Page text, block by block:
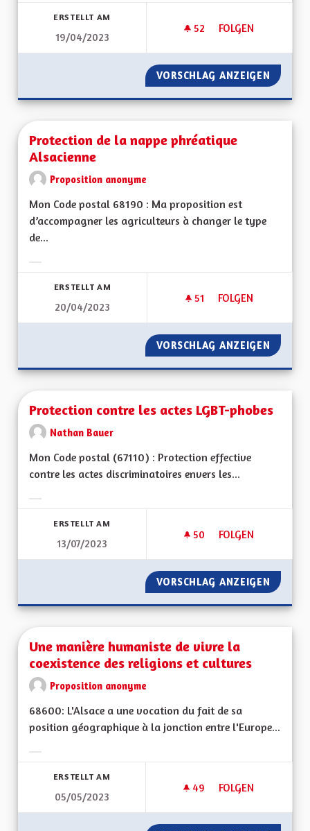
ERSTELLT AM
19/04/2023
52 52 FOLLOWER
FOLGEN
NON AU RETOUR
VORSCHLAG ANZEIGEN NON
Protection de la nappe phréatique
Alsacienne
Proposition anonyme
Mon Code postal 68190 : Ma proposition est
d’accompagner les agriculteurs à changer le type
de...
ERSTELLT AM
20/04/2023
51 51 FOLLOWER
FOLGEN
PROTECTION DE
VORSCHLAG ANZEIGEN
Protection contre les actes LGBT-phobes
Nathan Bauer
Mon Code postal (67110) : Protection effective
contre les actes discriminatoires envers les...
ERSTELLT AM
13/07/2023
50 50 FOLLOWER
FOLGEN
PROTECTION
VORSCHLAG ANZEIGEN
Une manière humaniste de vivre la
coexistence des religions et cultures
Proposition anonyme
68600: L'Alsace a une vocation du fait de sa
position géographique à la jonction entre l'Europe...
ERSTELLT AM
05/05/2023
49 49 FOLLOWER
FOLGEN
UNE MANIÈRE